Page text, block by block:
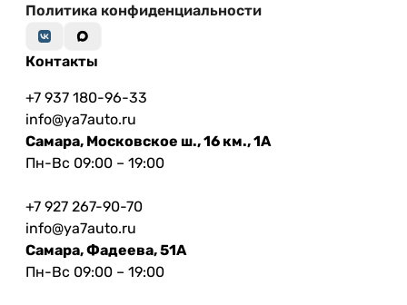
Политика конфиденциальности
Контакты
+7 937 180-96-33
info@ya7auto.ru
Самара, Московское ш., 16 км., 1А
Пн-Вс 09:00 – 19:00
+7 927 267-90-70
info@ya7auto.ru
Самара, Фадеева, 51А
Пн-Вс 09:00 – 19:00